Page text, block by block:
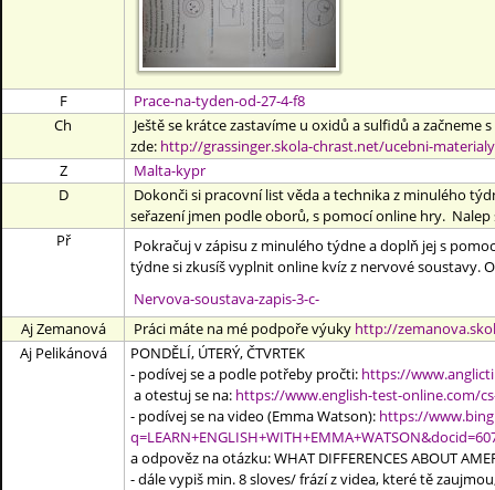
F
Prace-na-tyden-od-27-4-f8
Ch
Ještě se krátce zastavíme u oxidů a sulfidů a
zde: http://grassinger.skola-chrast.net/ucebni-
Z
Malta-kypr
D
Dokonči si pracovní list věda a technika z minulého
seřazení jmen podle oborů, s pomocí online hry. Nalep
Př
Pokračuj v zápisu z minulého týdne a doplň jej s
týdne si zkusíš vyplnit online kvíz z nervové soustavy.
Nervova-soustava-zapis-3-c-
Aj Zemanová
Práci máte na mé podpoře výuky http://
Aj Pelikánová
PONDĚLÍ, ÚTERÝ, ČTVRTEK
- podívej se a podle potřeby pročti: https://
a otestuj se na: https://www.english-test-online.com/
- podívej se na video (Emma Watson): https://
a odpověz na otázku: WHAT DIFFERENCES ABOUT
- dále vypiš min. 8 sloves/ frází z videa, které tě